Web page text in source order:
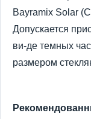
Bayramix Solar
Допускается
ви-де темных
размером